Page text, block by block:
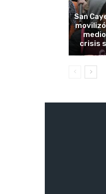
San
movilizó
crisis